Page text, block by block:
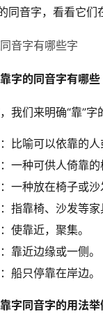
同音字，看看它们
字的同音字有哪些
们来明确“靠”字的
：比喻可以依靠的人
：一种可供人倚靠的
：一种放在椅子或沙
：指靠椅、沙发等家
：使靠近，聚集。
：靠近边缘或一侧。
：船只停靠在岸边。
字同音字的用法举